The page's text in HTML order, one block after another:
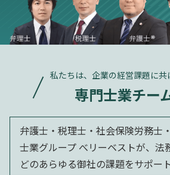
私たちは、企業の経営課題に共
専門士業チー
弁護士・税理士・社会保険労務士
士業グループ べリーベストが、法
どのあらゆる御社の課題をサポー